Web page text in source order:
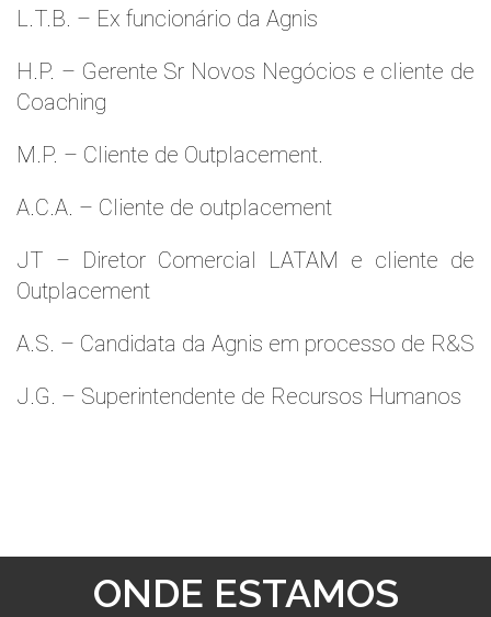
L.T.B. – Ex funcionário da Agnis
H.P. – Gerente Sr Novos Negócios e cliente de
Coaching
M.P. – Cliente de Outplacement.
A.C.A. – Cliente de outplacement
JT – Diretor Comercial LATAM e cliente de
Outplacement
A.S. – Candidata da Agnis em processo de R&S
J.G. – Superintendente de Recursos Humanos
ONDE ESTAMOS